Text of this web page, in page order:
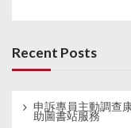
Recent Posts
申訴專員主動調查
助圖書站服務